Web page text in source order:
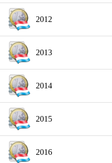
2012
2013
2014
2015
2016